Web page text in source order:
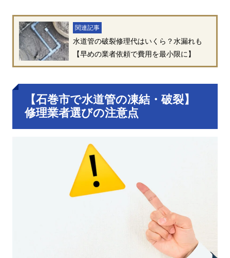
関連記事
水道管の破裂修理代はいくら？水漏れも
【早めの業者依頼で費用を最小限に】
【石巻市で水道管の凍結・破裂】
修理業者選びの注意点